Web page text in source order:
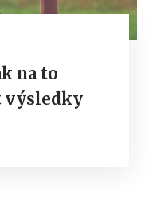
na to
výsledky